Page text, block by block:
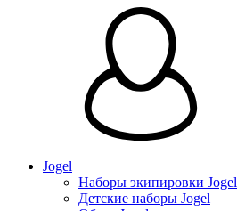
Jogel
Наборы экипировки Jogel
Детские наборы Jogel